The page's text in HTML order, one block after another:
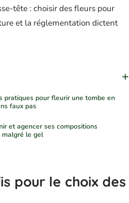
tête : choisir des fleurs pour
et la réglementation dictent
pratiques pour fleurir une tombe en
faux pas
et agencer ses compositions
le gel
pour le choix des